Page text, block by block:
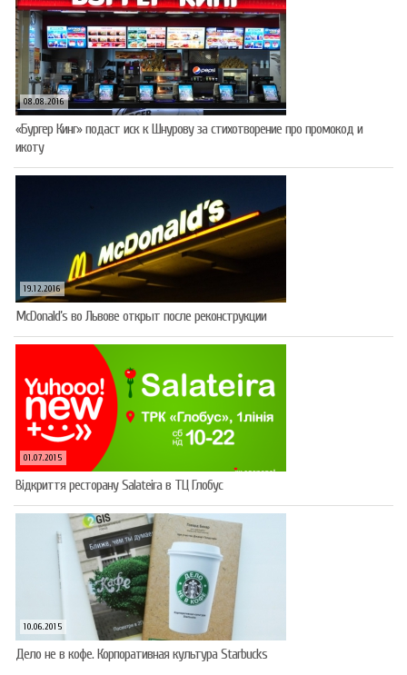
08.08.2016
«Бургер Кинг» подаст иск к Шнурову за стихотворение про промокод и
икоту
19.12.2016
McDonald’s во Львове открыт после реконструкции
01.07.2015
Відкриття ресторану Salateirа в ТЦ Глобус
10.06.2015
Дело не в кофе. Корпоративная культура Starbucks